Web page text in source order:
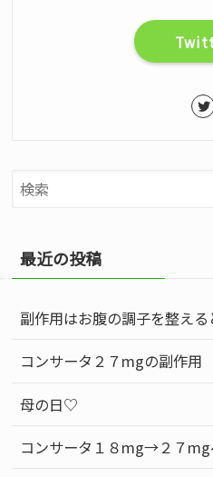
最近の投稿
副作用はお腹の調子を整える
コンサータ２７mgの副作用
母の日♡
コンサータ１８mg→２７mg